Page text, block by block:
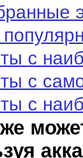
с
с
с